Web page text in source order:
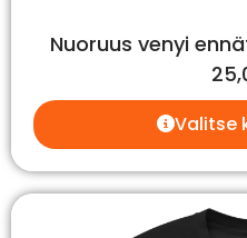
Nuoruus venyi
Valitse